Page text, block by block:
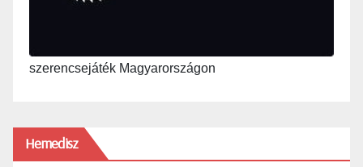
szerencsejáték Magyarországon
Hemedisz